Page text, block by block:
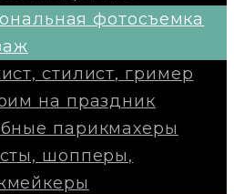
фотосъемка
стилист, гример
на праздник
парикмахеры
шопперы,